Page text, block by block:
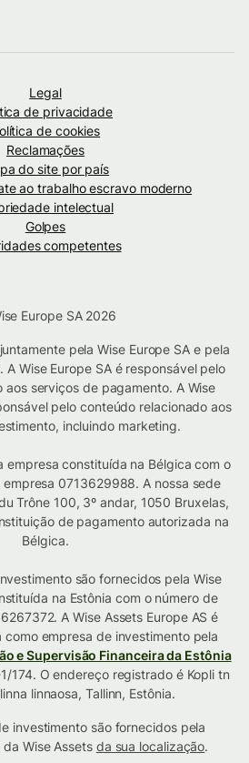
Legal
de privacidade
de cookies
Reclamações
do site por país
ao trabalho escravo moderno
intelectual
Golpes
competentes
Europe SA 2026
pela Wise Europe SA e pela
A Wise Europe SA é responsável pelo
serviços de pagamento. A Wise
pelo conteúdo relacionado aos
incluindo marketing.
empresa constituída na Bélgica com o
0713629988. A nossa sede
Trône 100, 3º andar, 1050 Bruxelas,
de pagamento autorizada na
Bélgica.
são fornecidos pela Wise
na Estônia com o número de
A Wise Assets Europe AS é
empresa de investimento pela
e Supervisão Financeira da Estônia
174. O endereço registrado é Kopli tn
linnaosa, Tallinn, Estônia.
investimento são fornecidos pela
Wise Assets da sua localização.